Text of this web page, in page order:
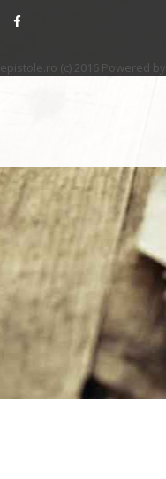
epistole.ro (c) 2016 Powered by